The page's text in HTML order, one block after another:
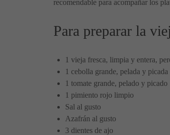
recomendable para acompañar los
Para preparar la
1 vieja fresca, limpia y entera,
1 cebolla grande, pelada y picada
1 tomate grande, pelado y picado
1 pimiento rojo limpio
Sal al gusto
Azafrán al gusto
3 dientes de ajo